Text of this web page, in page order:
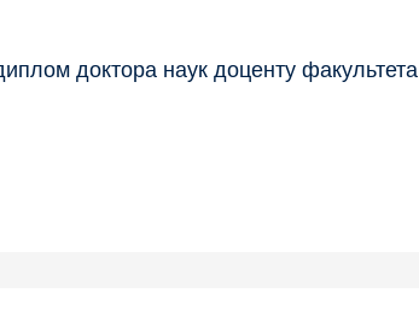
доктора наук доценту факультета